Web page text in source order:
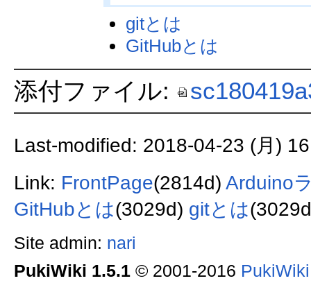
gitとは
GitHubとは
添付ファイル:
Last-modified: 2018-04-23 (月)
Link: FrontPage(2814d) Arduino
GitHubとは(3029d) gitとは
Site admin: nari
PukiWiki 1.5.1© 2001-2016